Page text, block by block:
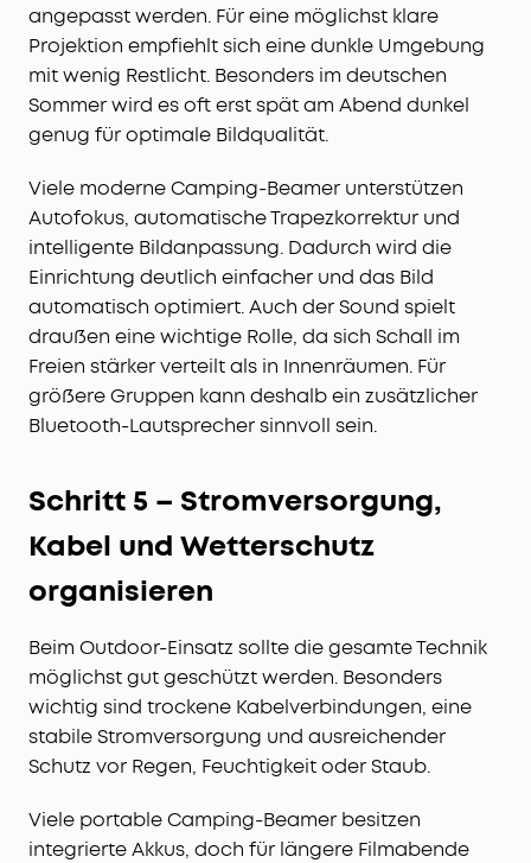
angepasst werden. Für eine möglichst klare
Projektion empfiehlt sich eine dunkle Umgebung
mit wenig Restlicht. Besonders im deutschen
Sommer wird es oft erst spät am Abend dunkel
genug für optimale Bildqualität.
Viele moderne Camping-Beamer unterstützen
Autofokus, automatische Trapezkorrektur und
intelligente Bildanpassung. Dadurch wird die
Einrichtung deutlich einfacher und das Bild
automatisch optimiert. Auch der Sound spielt
draußen eine wichtige Rolle, da sich Schall im
Freien stärker verteilt als in Innenräumen. Für
größere Gruppen kann deshalb ein zusätzlicher
Bluetooth-Lautsprecher sinnvoll sein.
Schritt 5 – Stromversorgung,
Kabel und Wetterschutz
organisieren
Beim Outdoor-Einsatz sollte die gesamte Technik
möglichst gut geschützt werden. Besonders
wichtig sind trockene Kabelverbindungen, eine
stabile Stromversorgung und ausreichender
Schutz vor Regen, Feuchtigkeit oder Staub.
Viele portable Camping-Beamer besitzen
integrierte Akkus, doch für längere Filmabende